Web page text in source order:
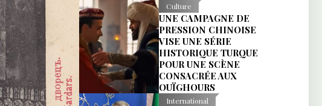
Culture
UNE CAMPAGNE DE
PRESSION CHINOISE
VISE UNE SÉRIE
HISTORIQUE TURQUE
POUR UNE SCÈNE
CONSACRÉE AUX
OUÏGHOURS
International